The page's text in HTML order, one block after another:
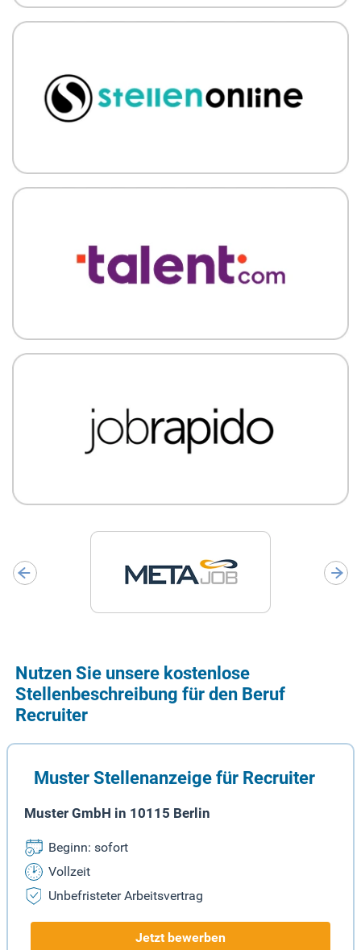
Nutzen Sie unsere kostenlose
Stellenbeschreibung für den Beruf
Recruiter
Muster Stellenanzeige für Recruiter
Muster GmbH in 10115 Berlin
Beginn: sofort
Vollzeit
Unbefristeter Arbeitsvertrag
Jetzt bewerben